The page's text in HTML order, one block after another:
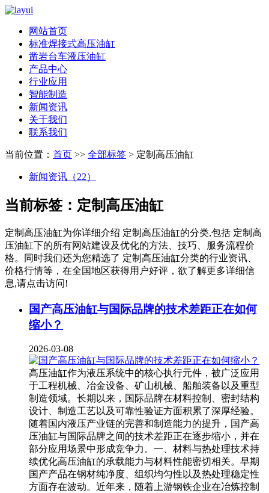
网站首页
标准焊接式高压油缸
凿岩台车液压油缸
产品中心
行业应用
智能制造
新闻资讯
关于我们
联系我们
当前位置： 首页 >> 全部标签 > 定制高压油缸
新闻资讯（22）
当前标签： 定制高压油缸
定制高压油缸为你详细介绍 定制高压油缸的分类,包括 定制高
压油缸下的所有网站建设及优化的方法、技巧、服务流程价
格。同时我们还为您精选了 定制高压油缸分类的行业资讯、
价格行情等，在全国地区获得用户好评，欲了解更多详细信
息,请点击访问!
国产高压油缸与国际品牌的技术差距正在如何
缩小？
2026-03-08
高压油缸作为液压系统中的核心执行元件，被广泛应用
于工程机械、冶金设备、矿山机械、船舶装备以及重型
制造领域。长期以来，国际品牌在材料控制、密封结构
设计、制造工艺以及可靠性验证方面积累了深厚经验。
随着国内液压产业链的完善和制造能力的提升，国产高
压油缸与国际品牌之间的技术差距正在逐步缩小，并在
部分应用场景中形成竞争力。一、材料与热处理技术持
续优化高压油缸的承载能力与材料性能密切相关。早期
国产产品在钢材纯净度、组织均匀性以及热处理稳定性
方面存在波动。近年来，随着上游钢铁企业在冶炼控制